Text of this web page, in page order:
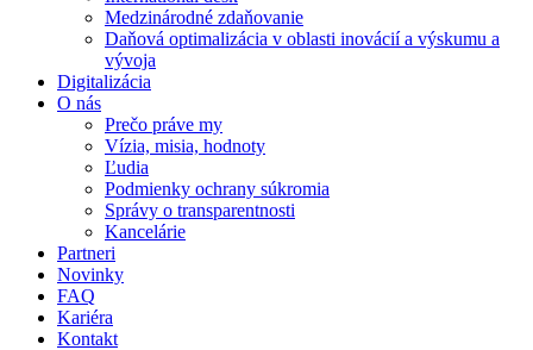
Medzinárodné zdaňovanie
Daňová optimalizácia v oblasti inovácií a výskumu a
vývoja
Digitalizácia
O nás
Prečo práve my
Vízia, misia, hodnoty
Ľudia
Podmienky ochrany súkromia
Správy o transparentnosti
Kancelárie
Partneri
Novinky
FAQ
Kariéra
Kontakt